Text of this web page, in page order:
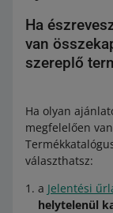
Ha
van
szereplő
Ha olyan
megfelelően
választhatsz:
a Jelentési
helytelenül